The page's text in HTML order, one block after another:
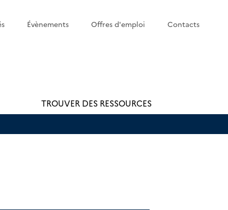
Évènements Offres d'emploi Contacts
TROUVER DES RESSOURCES